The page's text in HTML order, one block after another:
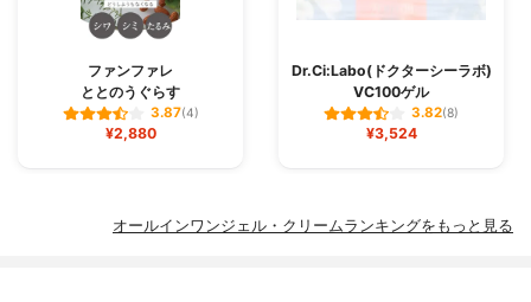
ファンファレ
ととのうぐらす
3.87(4)
¥2,880
Dr.Ci:Labo(ドクターシーラボ)
VC100ゲル
3.82(8)
¥3,524
オールインワンジェル・クリームランキングをもっと見る